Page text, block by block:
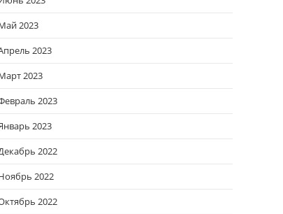
2023
2023
2023
2023
2023
2022
2022
2022